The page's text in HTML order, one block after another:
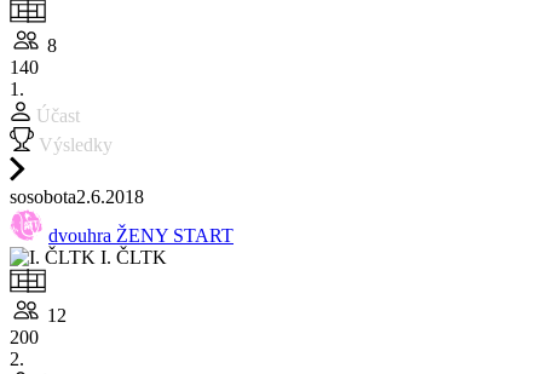
8
140
1.
Účast
Výsledky
sosobota2.6.2018
dvouhra ŽENY START
I. ČLTK
12
200
2.